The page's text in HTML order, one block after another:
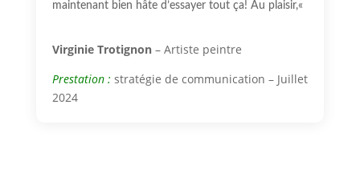
maintenant bien hâte d’essayer tout ça! Au plaisir,«
Virginie Trotignon– Artiste peintre
Prestation : stratégie de communication – Juillet
2024